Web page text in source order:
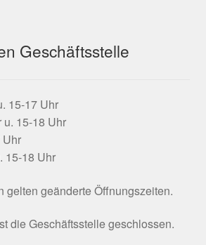
Geschäftsstelle
15-17 Uhr
u. 15-18 Uhr
15-18 Uhr
gelten geänderte Öffnungszeiten.
die Geschäftsstelle geschlossen.